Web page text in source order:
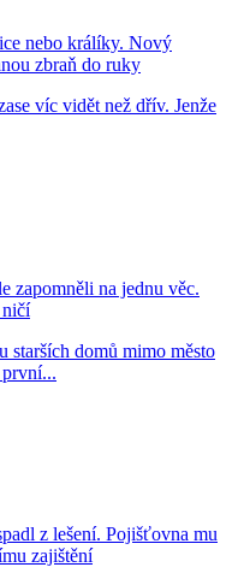
nebo králíky. Nový
zbraň do ruky
víc vidět než dřív. Jenže
zapomněli na jednu věc.
ničí
starších domů mimo město
z lešení. Pojišťovna mu
zajištění